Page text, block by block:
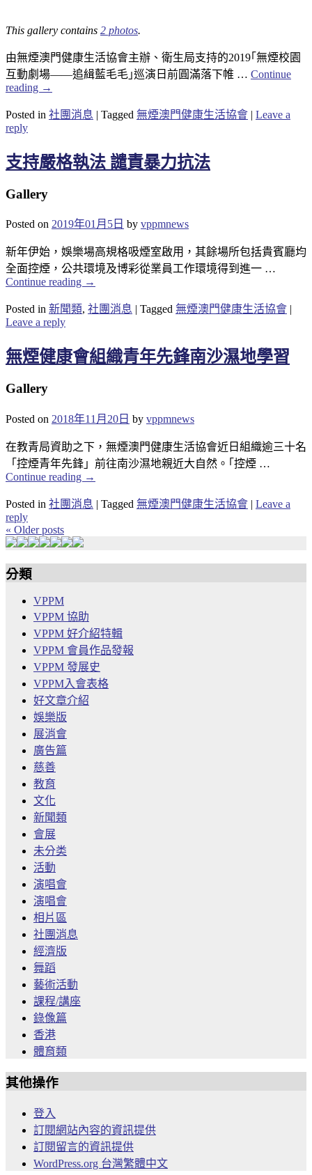
This gallery contains 2 photos.
由無煙澳門健康生活協會主辦、衛生局支持的2019｢無煙校園
互動劇場——追緝藍毛毛｣巡演日前圓滿落下帷 … Continue
reading →
Posted in 社團消息 | Tagged 無煙澳門健康生活協會 | Leave a
reply
支持嚴格執法 譴責暴力抗法
Gallery
Posted on 2019年01月5日 by vppmnews
新年伊始，娛樂場高規格吸煙室啟用，其餘場所包括貴賓廳均
全面控煙，公共環境及博彩從業員工作環境得到進一 …
Continue reading →
Posted in 新聞類, 社團消息 Tagged 無煙澳門健康生活協會
Leave a reply
無煙健康會組織青年先鋒南沙濕地學習
Gallery
Posted on 2018年11月20日 by vppmnews
在教青局資助之下，無煙澳門健康生活協會近日組織逾三十名
「控煙青年先鋒」前往南沙濕地親近大自然。｢控煙 …
Continue reading →
Posted in 社團消息 | Tagged 無煙澳門健康生活協會 | Leave a
reply
« Older posts
分類
VPPM
VPPM 協助
VPPM 好介紹特輯
VPPM 會員作品發報
VPPM 發展史
VPPM入會表格
好文章介紹
娛樂版
展消會
廣告篇
慈善
教育
文化
新聞類
會展
未分类
活動
演唱會
演唱會
相片區
社團消息
經濟版
舞蹈
藝術活動
課程/講座
錄像篇
香港
體育類
其他操作
登入
訂閱網站內容的資訊提供
訂閱留言的資訊提供
WordPress.org 台灣繁體中文